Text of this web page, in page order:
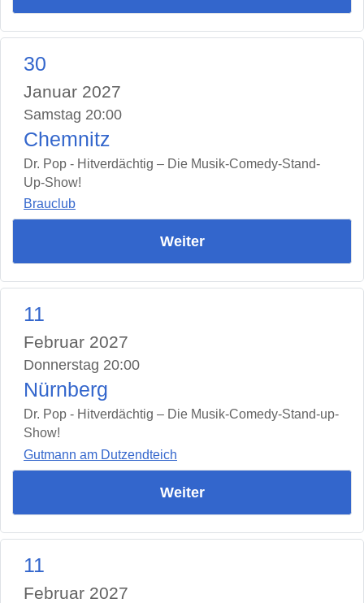
30
Januar 2027
Samstag 20:00
Chemnitz
Dr. Pop - Hitverdächtig – Die Musik-Comedy-Stand-
Up-Show!
Brauclub
Weiter
11
Februar 2027
Donnerstag 20:00
Nürnberg
Dr. Pop - Hitverdächtig – Die Musik-Comedy-Stand-up-
Show!
Gutmann am Dutzendteich
Weiter
11
Februar 2027